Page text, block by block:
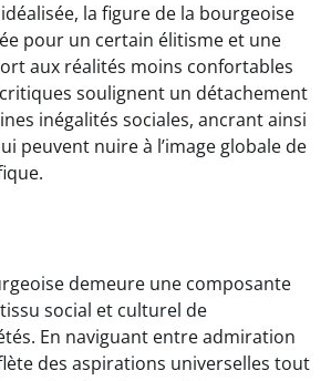
la figure de la bourgeoise
pour un certain élitisme et une
aux réalités moins confortables
soulignent un détachement
inégalités sociales, ancrant ainsi
peuvent nuire à l’image globale de
demeure une composante
social et culturel de
En naviguant entre admiration
des aspirations universelles tout